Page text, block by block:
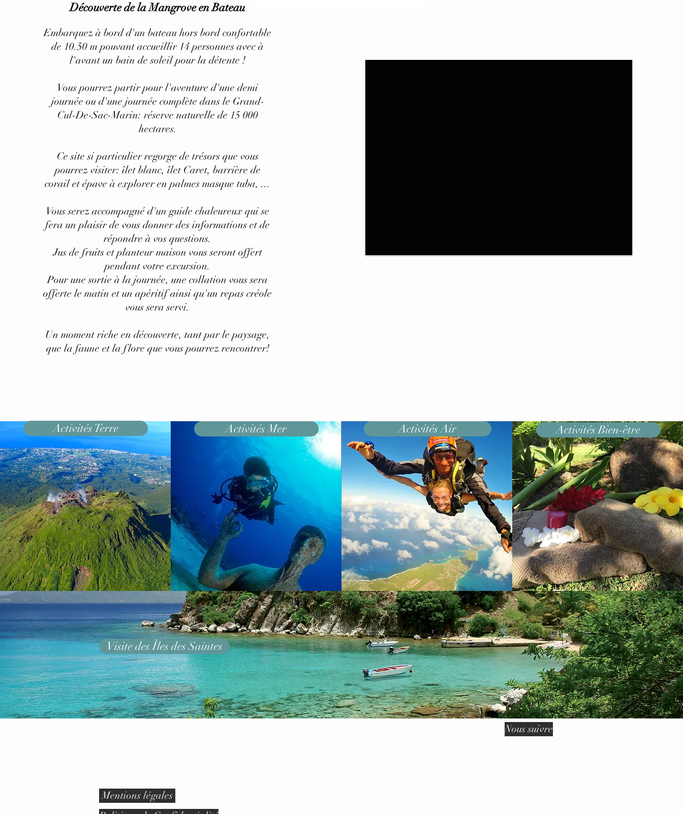
Embarquez à bord d'un bateau hors bord confortable
de 10.50 m pouvant accueillir 14 personnes avec à
l'avant un bain de soleil pour la détente !
Vous pourrez partir pour l'aventure d'une demi
journée ou d'une journée complète dans le Grand-
Cul-De-Sac-Marin: réserve naturelle de 15 000
hectares.
Ce site si particulier regorge de trésors que vous
pourrez visiter: îlet blanc, îlet Caret, barrière de
corail et épave à explorer en palmes masque tuba, ...
Vous serez accompagné d'un guide chaleureux qui se
fera un plaisir de vous donner des informations et de
répondre à vos questions.
Jus de fruits et planteur maison vous seront offert
pendant votre excursion.
Pour une sortie à la journée, une collation vous sera
offerte le matin et un apéritif ainsi qu'un repas créole
vous sera servi.
Un moment riche en découverte, tant par le paysage,
que la faune et la flore que vous pourrez rencontrer!
Découverte de la Mangrove en Bateau
Activités Terre Activités Mer Activités Air Activités Bien-être
Visite des Îles des Saintes
Nous suivre
Mentions légales